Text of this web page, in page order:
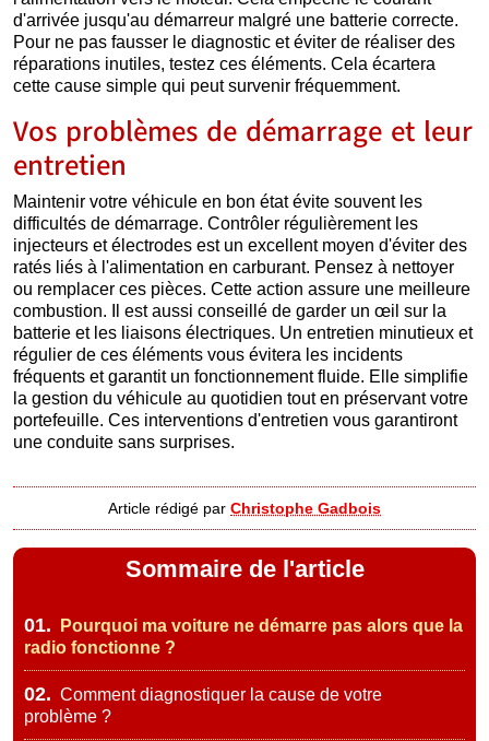
d'arrivée jusqu'au démarreur malgré une batterie correcte.
Pour ne pas fausser le diagnostic et éviter de réaliser des
réparations inutiles, testez ces éléments. Cela écartera
cette cause simple qui peut survenir fréquemment.
Vos problèmes de démarrage et leur
entretien
Maintenir votre véhicule en bon état évite souvent les
difficultés de démarrage. Contrôler régulièrement les
injecteurs et électrodes est un excellent moyen d'éviter des
ratés liés à l'alimentation en carburant. Pensez à nettoyer
ou remplacer ces pièces. Cette action assure une meilleure
combustion. Il est aussi conseillé de garder un œil sur la
batterie et les liaisons électriques. Un entretien minutieux et
régulier de ces éléments vous évitera les incidents
fréquents et garantit un fonctionnement fluide. Elle simplifie
la gestion du véhicule au quotidien tout en préservant votre
portefeuille. Ces interventions d'entretien vous garantiront
une conduite sans surprises.
Article rédigé par Christophe Gadbois
Sommaire de l'article
01.
Pourquoi ma voiture ne démarre pas alors que la
radio fonctionne ?
02. Comment diagnostiquer la cause de votre
problème ?